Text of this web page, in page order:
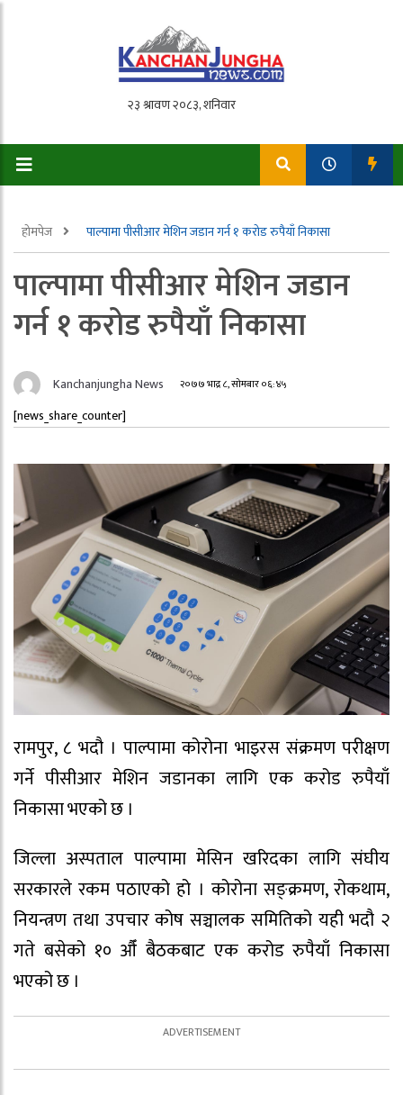
होमपेज पाल्पामा पीसीआर मेशिन जडान गर्न १ करोड रुपैयाँ निकासा
पाल्पामा पीसीआर मेशिन जडान
गर्न १ करोड रुपैयाँ निकासा
Kanchanjungha News २०७७ भाद्र ८, सोमबार ०६:४५
[news_share_counter]
रामपुर, ८ भदौ । पाल्पामा कोरोना भाइरस संक्रमण परीक्षण
गर्ने पीसीआर मेशिन जडानका लागि एक करोड रुपैयाँ
निकासा भएको छ ।
जिल्ला अस्पताल पाल्पामा मेसिन खरिदका लागि संघीय
सरकारले रकम पठाएको हो । कोरोना सङ्क्रमण, रोकथाम,
नियन्त्रण तथा उपचार कोष सञ्चालक समितिको यही भदौ २
गते बसेको १० औँ बैठकबाट एक करोड रुपैयाँ निकासा
भएको छ ।